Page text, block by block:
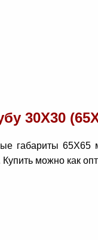
30Х30
габариты
можно как